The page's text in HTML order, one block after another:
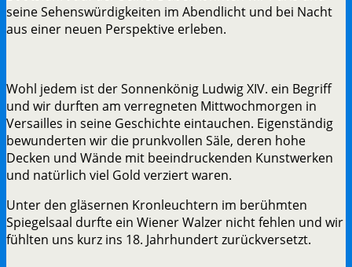
seine Sehenswürdigkeiten im Abendlicht und bei Nacht
aus einer neuen Perspektive erleben.
Wohl jedem ist der Sonnenkönig Ludwig XIV. ein Begriff
und wir durften am verregneten Mittwochmorgen in
Versailles in seine Geschichte eintauchen. Eigenständig
bewunderten wir die prunkvollen Säle, deren hohe
Decken und Wände mit beeindruckenden Kunstwerken
und natürlich viel Gold verziert waren.
Unter den gläsernen Kronleuchtern im berühmten
Spiegelsaal durfte ein Wiener Walzer nicht fehlen und wir
fühlten uns kurz ins 18. Jahrhundert zurückversetzt.